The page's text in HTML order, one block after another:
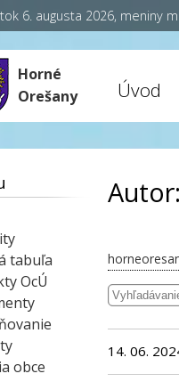
6. augusta 2026, meniny
Horné
Orešany
Úvod
14. 06.
tabuľa
OcÚ
obce